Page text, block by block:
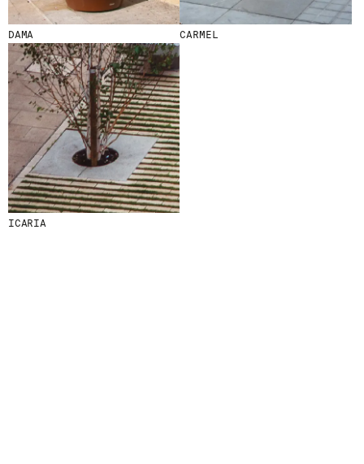
DAMA CARMEL
ICARIA